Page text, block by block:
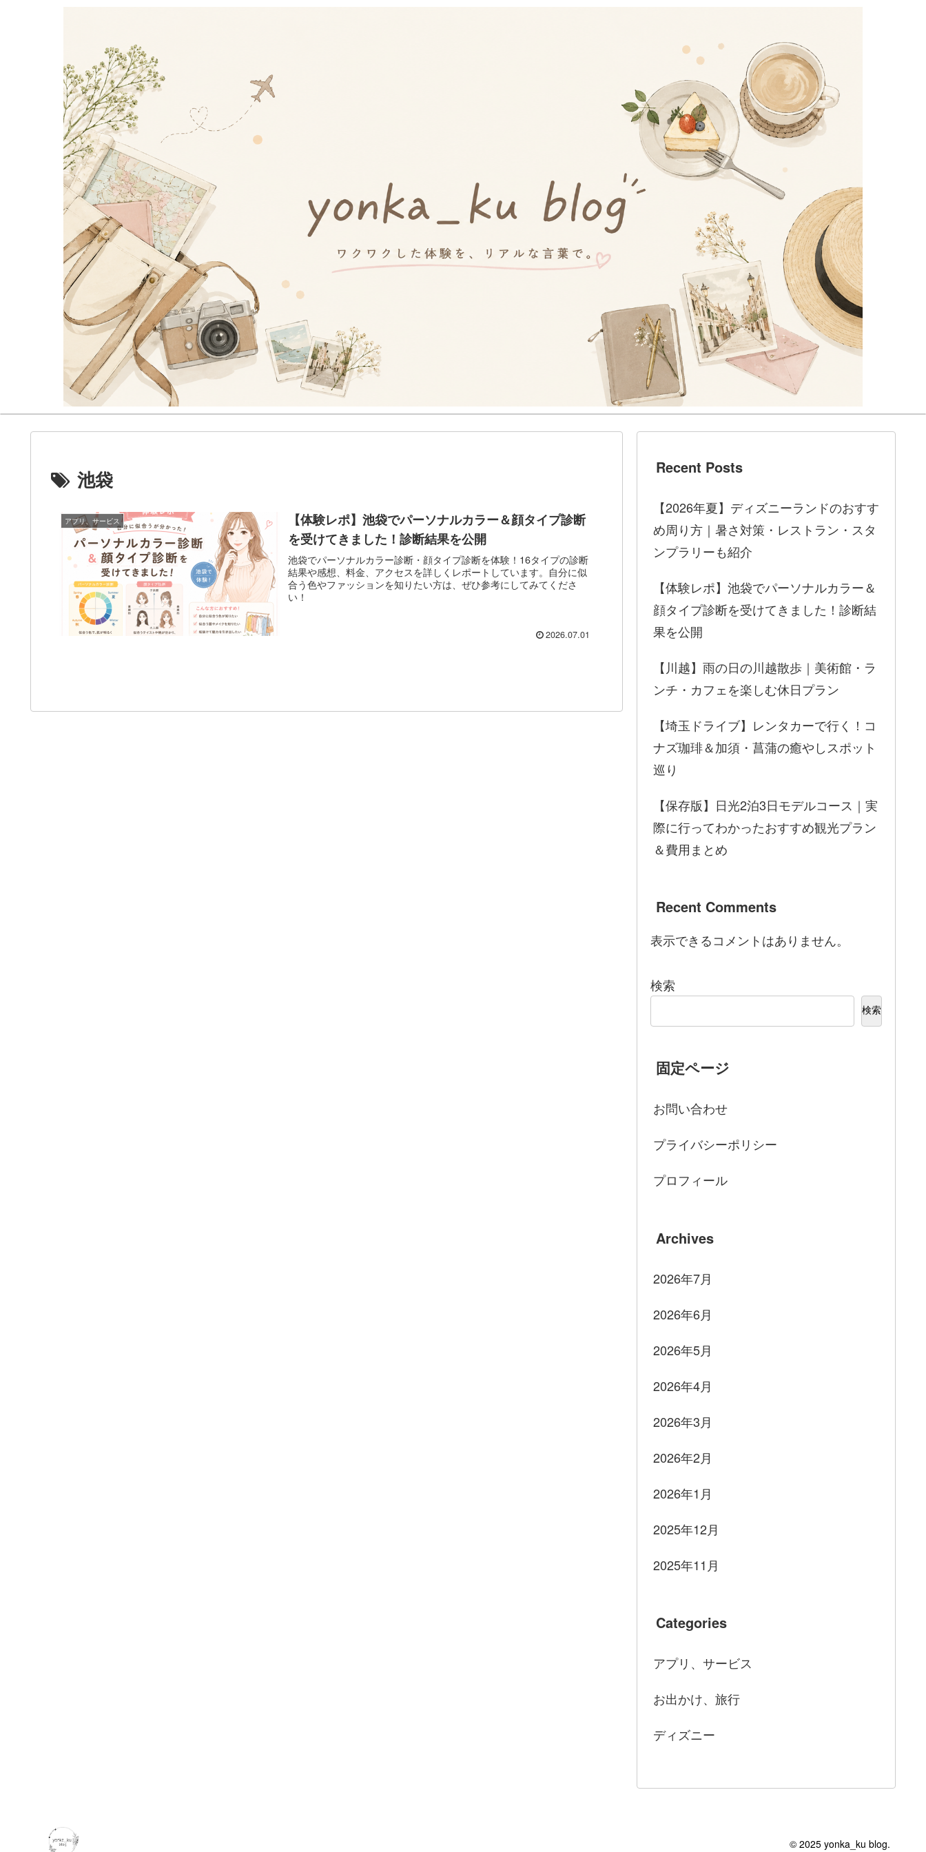
池袋
アプリ、サービス
【体験レポ】池袋でパーソナルカラー＆顔タイプ診断
を受けてきました！診断結果を公開
池袋でパーソナルカラー診断・顔タイプ診断を体験！16タイプの診断
結果や感想、料金、アクセスを詳しくレポートしています。自分に似
合う色やファッションを知りたい方は、ぜひ参考にしてみてくださ
い！
2026.07.01
Recent Posts
【2026年夏】ディズニーランドのおすす
め周り方｜暑さ対策・レストラン・スタ
ンプラリーも紹介
【体験レポ】池袋でパーソナルカラー＆
顔タイプ診断を受けてきました！診断結
果を公開
【川越】雨の日の川越散歩｜美術館・ラ
ンチ・カフェを楽しむ休日プラン
【埼玉ドライブ】レンタカーで行く！コ
ナズ珈琲＆加須・菖蒲の癒やしスポット
巡り
【保存版】日光2泊3日モデルコース｜実
際に行ってわかったおすすめ観光プラン
＆費用まとめ
Recent Comments
表示できるコメントはありません。
検索
検索
固定ページ
お問い合わせ
プライバシーポリシー
プロフィール
Archives
2026年7月
2026年6月
2026年5月
2026年4月
2026年3月
2026年2月
2026年1月
2025年12月
2025年11月
Categories
アプリ、サービス
お出かけ、旅行
ディズニー
© 2025 yonka_ku blog.